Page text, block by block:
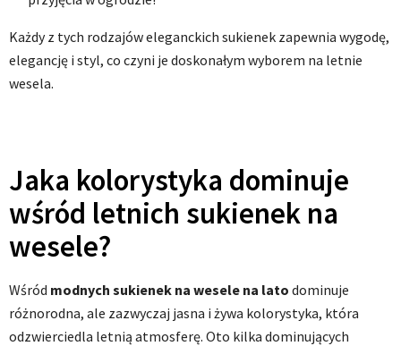
Każdy z tych rodzajów eleganckich sukienek zapewnia wygodę,
elegancję i styl, co czyni je doskonałym wyborem na letnie
wesela.
Jaka kolorystyka dominuje
wśród letnich sukienek na
wesele?
Wśród modnych sukienek na wesele na lato dominuje
różnorodna, ale zazwyczaj jasna i żywa kolorystyka, która
odzwierciedla letnią atmosferę. Oto kilka dominujących